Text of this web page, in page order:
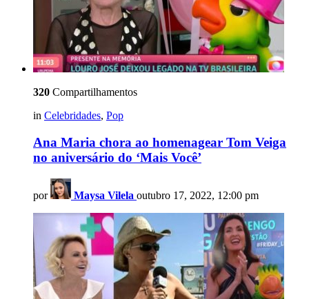
320 Compartilhamentos
in Celebridades, Pop
Ana Maria chora ao homenagear Tom Veiga
no aniversário do ‘Mais Você’
por Maysa Vilela outubro 17, 2022, 12:00 pm